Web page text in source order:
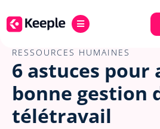
RESSOURCES HUMAINES
6 astuces pour
bonne gestion
télétravail